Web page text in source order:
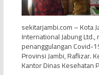
sekitarjambi.com – Kota
International Jabung
penanggulangan Covid-
Provinsi Jambi, Raflizar.
Kantor Dinas Kesehatan